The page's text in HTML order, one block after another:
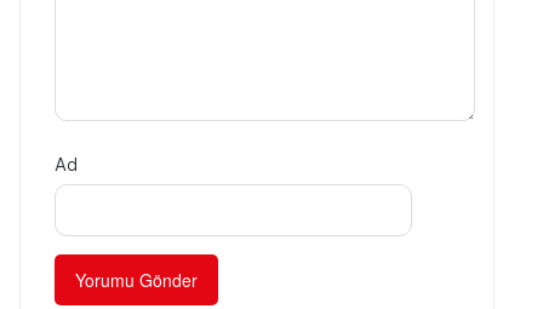
Ad